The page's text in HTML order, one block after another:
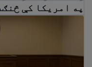
په امریکا کې
proceedings